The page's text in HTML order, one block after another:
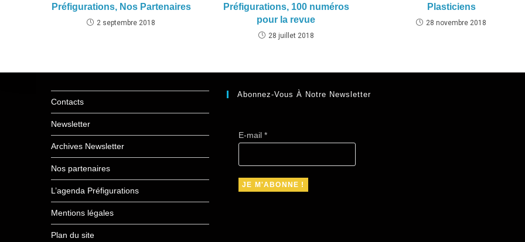
Préfigurations, Nos Partenaires
2 septembre 2018
Préfigurations, 100 numéros
pour la revue
28 juillet 2018
Plasticiens
28 novembre 2018
Contacts
Newsletter
Archives Newsletter
Nos partenaires
L’agenda Préfigurations
Mentions légales
Plan du site
Abonnez-Vous À Notre Newsletter
E-mail *